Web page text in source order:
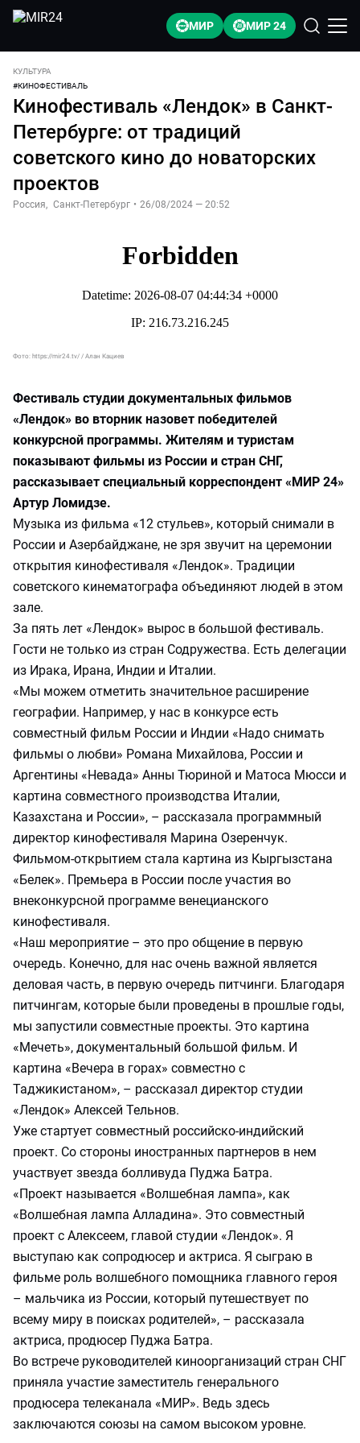
МИР МИР 24
КУЛЬТУРА
#КИНОФЕСТИВАЛЬ
Кинофестиваль «Лендок» в Санкт-
Петербурге: от традиций
советского кино до новаторских
проектов
Россия, Санкт-Петербург • 26/08/2024 — 20:52
Фото: https://mir24.tv/ / Алан Кациев
Фестиваль студии документальных фильмов
«Лендок» во вторник назовет победителей
конкурсной программы. Жителям и туристам
показывают фильмы из России и стран СНГ,
рассказывает специальный корреспондент «МИР 24»
Артур Ломидзе.
Музыка из фильма «12 стульев», который снимали в
России и Азербайджане, не зря звучит на церемонии
открытия кинофестиваля «Лендок». Традиции
советского кинематографа объединяют людей в этом
зале.
За пять лет «Лендок» вырос в большой фестиваль.
Гости не только из стран Содружества. Есть делегации
из Ирака, Ирана, Индии и Италии.
«Мы можем отметить значительное расширение
географии. Например, у нас в конкурсе есть
совместный фильм России и Индии «Надо снимать
фильмы о любви» Романа Михайлова, России и
Аргентины «Невада» Анны Тюриной и Матоса Мюсси и
картина совместного производства Италии,
Казахстана и России», – рассказала программный
директор кинофестиваля Марина Озеренчук.
Фильмом-открытием стала картина из Кыргызстана
«Белек». Премьера в России после участия во
внеконкурсной программе венецианского
кинофестиваля.
«Наш мероприятие – это про общение в первую
очередь. Конечно, для нас очень важной является
деловая часть, в первую очередь питчинги. Благодаря
питчингам, которые были проведены в прошлые годы,
мы запустили совместные проекты. Это картина
«Мечеть», документальный большой фильм. И
картина «Вечера в горах» совместно с
Таджикистаном», – рассказал директор студии
«Лендок» Алексей Тельнов.
Уже стартует совместный российско-индийский
проект. Со стороны иностранных партнеров в нем
участвует звезда болливуда Пуджа Батра.
«Проект называется «Волшебная лампа», как
«Волшебная лампа Алладина». Это совместный
проект с Алексеем, главой студии «Лендок». Я
выступаю как сопродюсер и актриса. Я сыграю в
фильме роль волшебного помощника главного героя
– мальчика из России, который путешествует по
всему миру в поисках родителей», – рассказала
актриса, продюсер Пуджа Батра.
Во встрече руководителей киноорганизаций стран СНГ
приняла участие заместитель генерального
продюсера телеканала «МИР». Ведь здесь
заключаются союзы на самом высоком уровне.